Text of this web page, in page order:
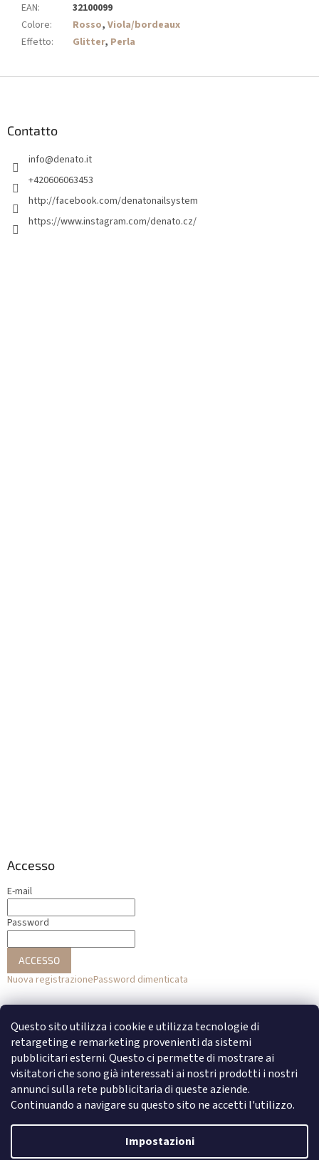
Questo sito utilizza i cookie e utilizza tecnologie di
retargeting e remarketing provenienti da sistemi
pubblicitari esterni. Questo ci permette di mostrare ai
visitatori che sono già interessati ai nostri prodotti i nostri
annunci sulla rete pubblicitaria di queste aziende.
Continuando a navigare su questo sito ne accetti l'utilizzo.
Impostazioni
EAN:
32100099
Colore: Rosso, Viola/bordeaux
Effetto: Glitter, Perla
Contatto
info@denato.it
+420606063453
http://facebook.com/denatonailsystem
https://www.instagram.com/denato.cz/
Accesso
E-mail
Password
ACCESSO
Nuova registrazionePassword dimenticata
o
Accesso con Facebook
Accesso con Google